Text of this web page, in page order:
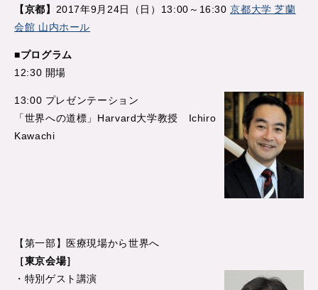
【京都】 2017年9月24日（日）13:00～16:30京都大学 芝蘭
会館 山内ホール
■プログラム
12:30 開場
13:00 プレゼンテーション
「世界への道標」Harvard大学教授 Ichiro
Kawachi
【第一部】医療現場から世界へ
［東京会場］
・特別ゲスト講演